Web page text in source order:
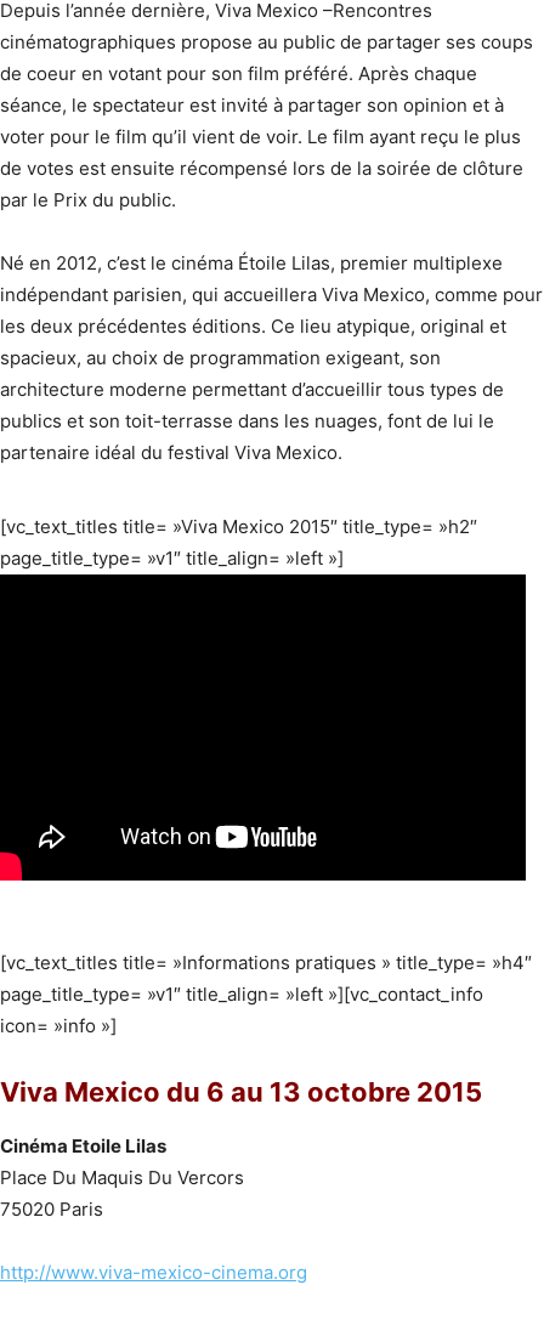
Depuis l’année dernière, Viva Mexico –Rencontres
cinématographiques propose au public de partager ses coups
de coeur en votant pour son film préféré. Après chaque
séance, le spectateur est invité à partager son opinion et à
voter pour le film qu’il vient de voir. Le film ayant reçu le plus
de votes est ensuite récompensé lors de la soirée de clôture
par le Prix du public.
Né en 2012, c’est le cinéma Étoile Lilas, premier multiplexe
indépendant parisien, qui accueillera Viva Mexico, comme pour
les deux précédentes éditions. Ce lieu atypique, original et
spacieux, au choix de programmation exigeant, son
architecture moderne permettant d’accueillir tous types de
publics et son toit-terrasse dans les nuages, font de lui le
partenaire idéal du festival Viva Mexico.
[vc_text_titles title= »Viva Mexico 2015″ title_type= »h2″
page_title_type= »v1″ title_align= »left »]
[vc_text_titles title= »Informations pratiques » title_type= »h4″
page_title_type= »v1″ title_align= »left »][vc_contact_info
icon= »info »]
Viva Mexico du 6 au 13 octobre 2015
Cinéma Etoile Lilas
Place Du Maquis Du Vercors
75020 Paris
http://www.viva-mexico-cinema.org